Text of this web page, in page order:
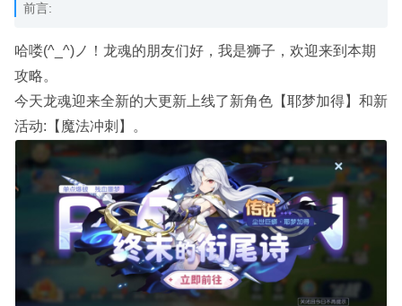
前言:
哈喽(^_^)ノ！龙魂的朋友们好，我是狮子，欢迎来到本期
攻略。
今天龙魂迎来全新的大更新上线了新角色【耶梦加得】和新
活动:【魔法冲刺】。